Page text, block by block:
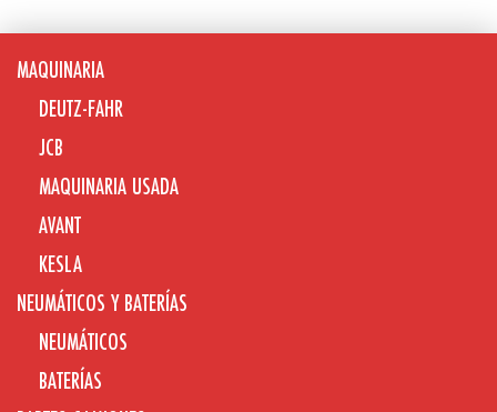
MAQUINARIA
DEUTZ-FAHR
JCB
MAQUINARIA USADA
AVANT
KESLA
NEUMÁTICOS Y BATERÍAS
NEUMÁTICOS
BATERÍAS